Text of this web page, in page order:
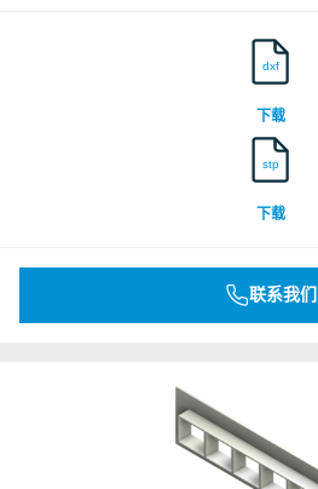
dxf
下载
stp
下载
联系我们